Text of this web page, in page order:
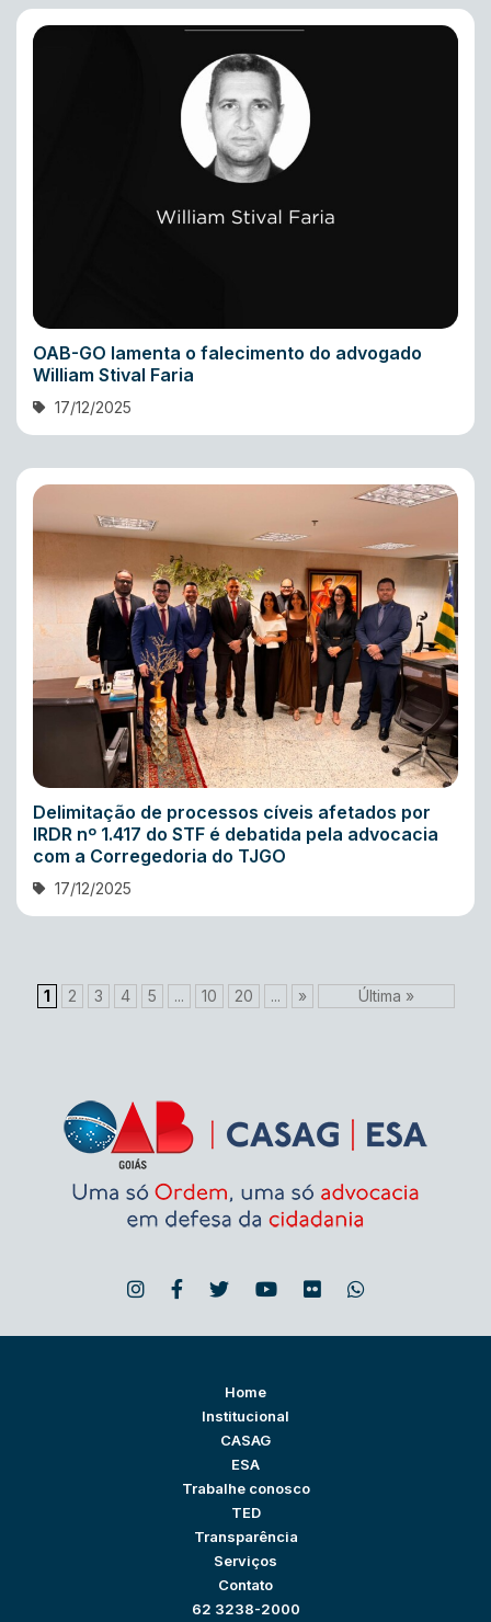
OAB-GO lamenta o falecimento do advogado
William Stival Faria
17/12/2025
Delimitação de processos cíveis afetados por
IRDR nº 1.417 do STF é debatida pela advocacia
com a Corregedoria do TJGO
17/12/2025
1 2 3 4 5 ... 10 20 ... » Última »
Home
Institucional
CASAG
ESA
Trabalhe conosco
TED
Transparência
Serviços
Contato
62 3238-2000